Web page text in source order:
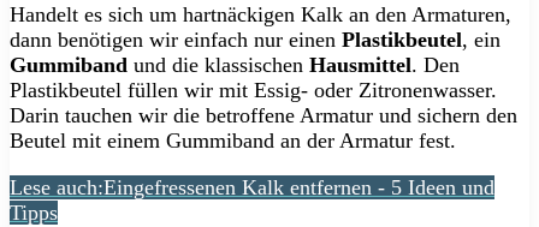
Handelt es sich um hartnäckigen Kalk an den Armaturen,
dann benötigen wir einfach nur einen Plastikbeutel, ein
Gummiband und die klassischen Hausmittel. Den
Plastikbeutel füllen wir mit Essig- oder Zitronenwasser.
Darin tauchen wir die betroffene Armatur und sichern den
Beutel mit einem Gummiband an der Armatur fest.
Lese auch:Eingefressenen Kalk entfernen - 5 Ideen und
Tipps